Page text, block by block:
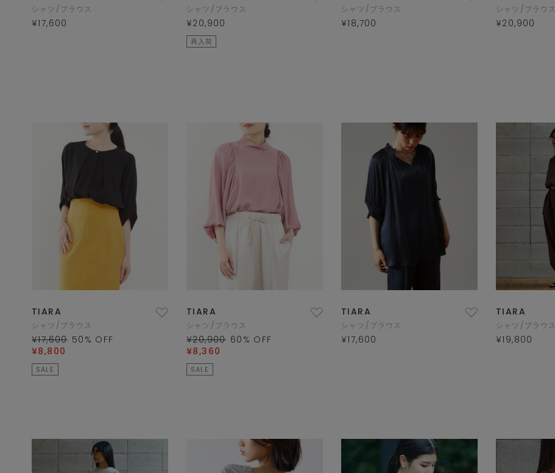
シャツ/ブラウス
¥17,600
シャツ/ブラウス
¥20,900
再入荷
シャツ/ブラウス
¥18,700
シャツ/ブラウス
¥20,900
TIARA
シャツ/ブラウス
¥17,600 50 % OFF
¥8,800
SALE
TIARA
シャツ/ブラウス
¥20,900 60 % OFF
¥8,360
SALE
TIARA
シャツ/ブラウス
¥17,600
TIARA
シャツ/ブラウス
¥19,800